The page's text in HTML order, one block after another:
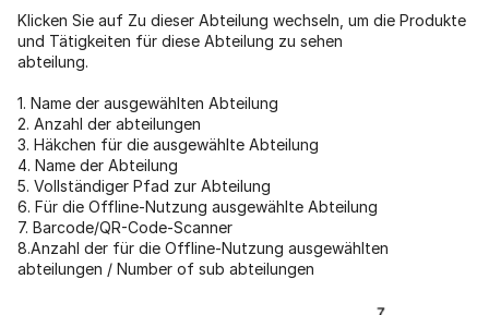
Klicken Sie auf Zu dieser Abteilung wechseln, um die Produkte
und Tätigkeiten für diese Abteilung zu sehen
abteilung.
1. Name der ausgewählten Abteilung
2. Anzahl der abteilungen
3. Häkchen für die ausgewählte Abteilung
4. Name der Abteilung
5. Vollständiger Pfad zur Abteilung
6. Für die Offline-Nutzung ausgewählte Abteilung
7. Barcode/QR-Code-Scanner
8.Anzahl der für die Offline-Nutzung ausgewählten
abteilungen / Number of sub abteilungen